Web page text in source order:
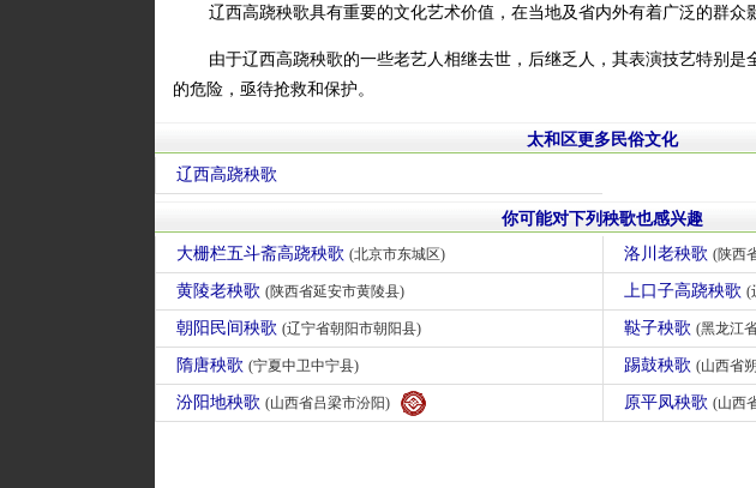
辽西高跷秧歌具有重要的文化艺术价值，在当地及省内外有着广泛的群众
由于辽西高跷秧歌的一些老艺人相继去世，后继乏人，其表演技艺特别是
的危险，亟待抢救和保护。
太和区更多民俗文化
辽西高跷秧歌
你可能对下列秧歌也感兴趣
大栅栏五斗斋高跷秧歌 (北京市东城区) 洛川老秧歌 (陕西
黄陵老秧歌 (陕西省延安市黄陵县) 上口子高跷秧歌 (
朝阳民间秧歌 (辽宁省朝阳市朝阳县) 鞑子秧歌 (黑龙江
隋唐秧歌 (宁夏中卫中宁县) 踢鼓秧歌 (山西省
汾阳地秧歌 (山西省吕梁市汾阳) 原平凤秧歌 (山西